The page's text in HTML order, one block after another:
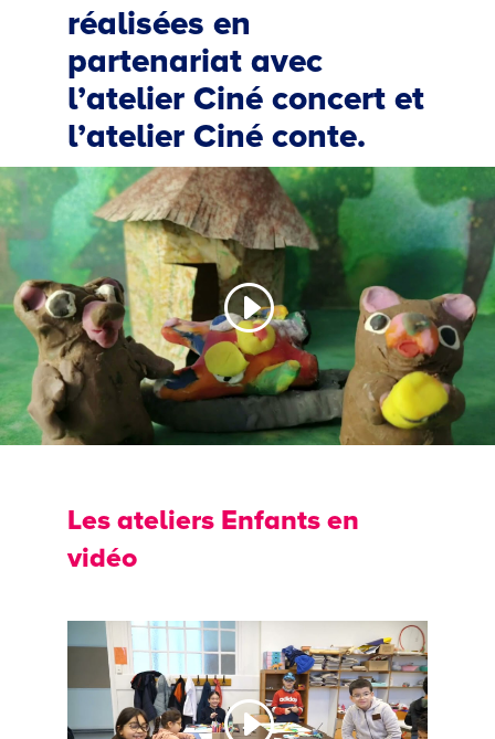
réalisées en
partenariat avec
l’atelier Ciné concert et
l’atelier Ciné conte.
Les ateliers Enfants en
vidéo